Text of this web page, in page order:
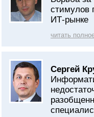
стимулов
ИТ-рынке
читать
Сергей